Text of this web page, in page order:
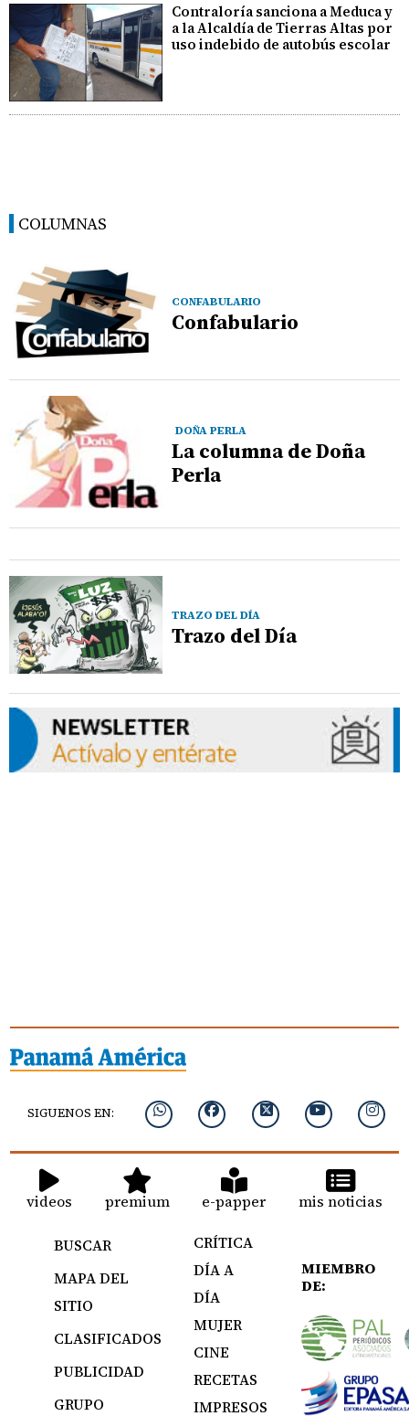
Contraloría sanciona a Meduca y
a la Alcaldía de Tierras Altas por
uso indebido de autobús escolar
COLUMNAS
CONFABULARIO
Confabulario
DOÑA PERLA
La columna de Doña
Perla
TRAZO DEL DÍA
Trazo del Día
SIGUENOS EN:
videos premium e-papper mis noticias
BUSCAR
MAPA DEL
SITIO
CLASIFICADOS
PUBLICIDAD
GRUPO
CRÍTICA
DÍA A
DÍA
MUJER
CINE
RECETAS
IMPRESOS
MIEMBRO
DE: